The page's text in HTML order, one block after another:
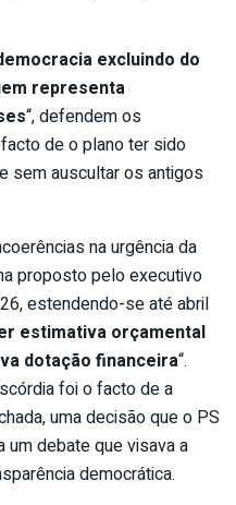
excluindo do
representa
“, defendem os
de o plano ter sido
sem auscultar os antigos
na urgência da
proposto pelo executivo
estendendo-se até abril
estimativa orçamental
dotação financeira“.
foi o facto de a
uma decisão que o PS
debate que visava a
democrática.